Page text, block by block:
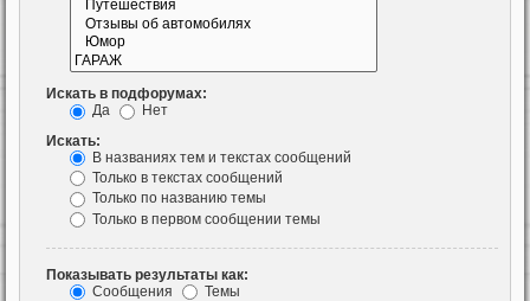
Искать в подфорумах:
Да
Нет
Искать:
В названиях тем и текстах сообщений
Только в текстах сообщений
Только по названию темы
Только в первом сообщении темы
Показывать результаты как:
Сообщения
Темы